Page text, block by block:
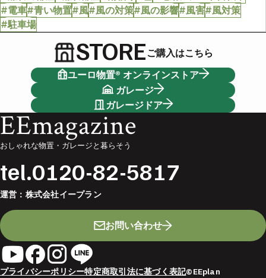
#電車#青い物置#風#風の対策#風の影響#風害#風対策
#駐車場
STOREご購入はこちら
ユーロ物置® オンラインストア
ガレージ
ガレージドア
EEmagazine
おしゃれな物置・ガレージと暮らそう
tel.0120-82-5817
運営： 株式会社イープラン
お問い合わせ
プライバシーポリシー特定商取引法に基づく表記©EEplan